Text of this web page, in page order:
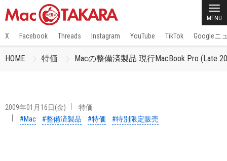
MENU
X Facebook Threads Instagram YouTube TikTok Googleニ
HOME 特価 Macの整備済製品 現行MacBook Pro (Late
2009年01月16日(金)
特価
#Mac
#整備済製品 #特価 #特別限定販売